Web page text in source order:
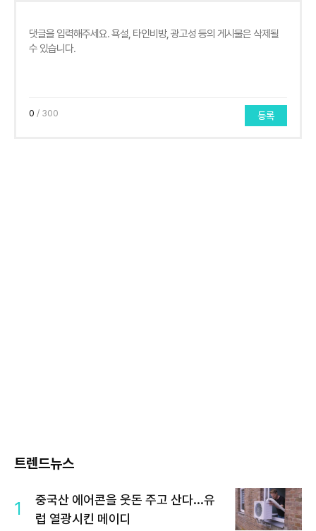
0 / 300 등록
트렌드뉴스
1
중국산 에어콘을 웃돈 주고 산다...유
럽 열광시킨 메이디